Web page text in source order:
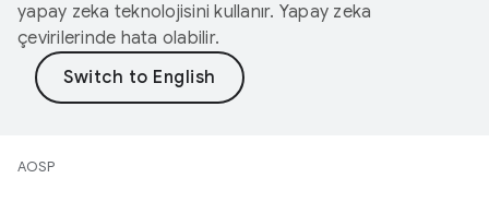
yapay zeka teknolojisini kullanır. Yapay zeka
çevirilerinde hata olabilir.
AOSP